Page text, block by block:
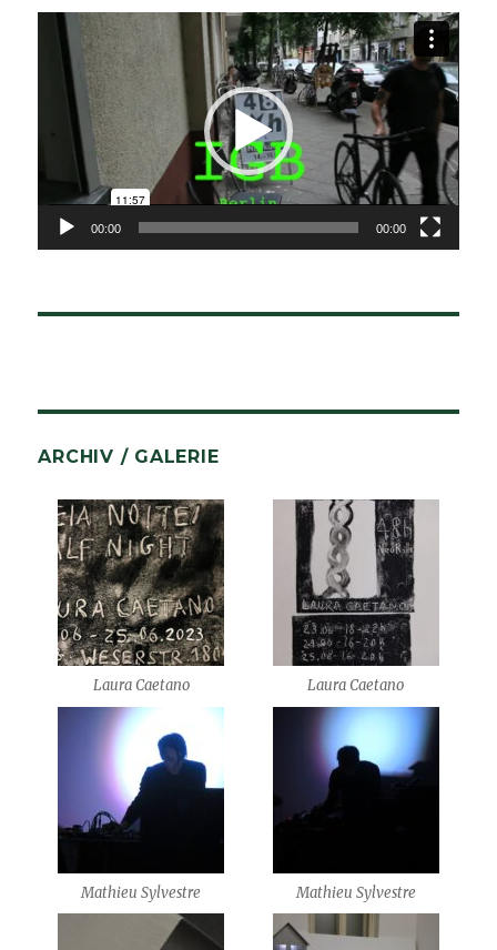
Video-
Player
00:00 00:00
ARCHIV / GALERIE
Laura Caetano Laura Caetano
Mathieu Sylvestre Mathieu Sylvestre